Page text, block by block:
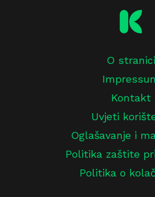
O stranici
Kontakt
Uvjeti
Oglašavanje i
Politika zaštite
Politika o